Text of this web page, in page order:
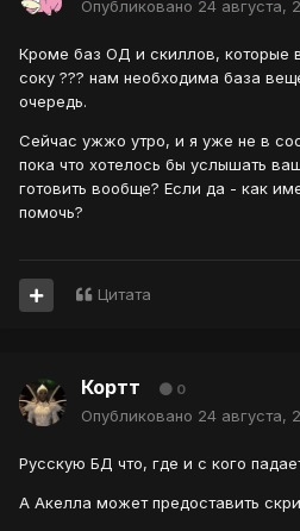
Опубликовано 24 августа,
Кроме баз ОД и скиллов, которые
соку ??? нам необходима база
очередь.
Сейчас ужжо утро, и я уже не в
пока что хотелось бы услышать
готовить вообще? Если да - как
помочь?
Цитата
Кортт 0
Опубликовано 24 августа,
Русскую БД что, где и с кого
А Акелла может предоставить